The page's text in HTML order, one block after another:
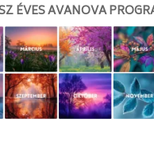
ÉVES AVANOVA